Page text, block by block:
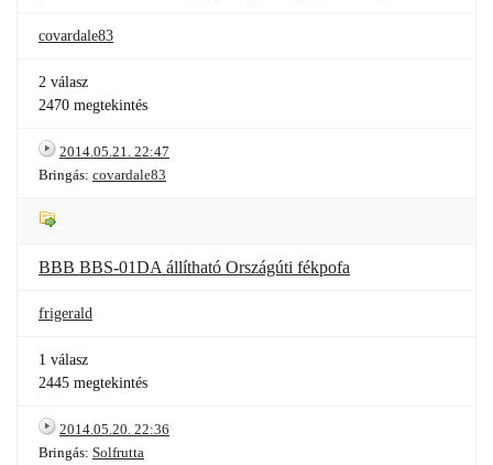
covardale83
2 válasz
2470 megtekintés
2014.05.21. 22:47
Bringás: covardale83
BBB BBS-01DA állítható Országúti fékpofa
frigerald
1 válasz
2445 megtekintés
2014.05.20. 22:36
Bringás: Solfrutta